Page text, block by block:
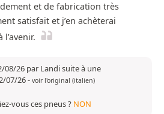
et de fabrication très
satisfait et j’en achèterai
08/26 par Landi suite à une
07/26- voir l'original (italien)
vous ces pneus ? NON